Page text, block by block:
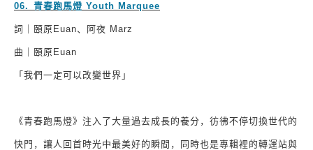
06. 青春跑馬燈 Youth Marquee
詞｜頤原 Euan、阿夜 Marz
曲｜頤原 Euan
「我們一定可以改變世界」
《青春跑馬燈》注入了大量過去成長的養分，彷彿不停切換世代的
快門，讓人回首時光中最美好的瞬間，同時也是專輯裡的轉運站與